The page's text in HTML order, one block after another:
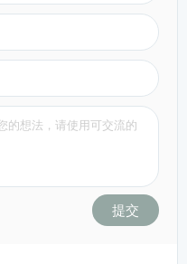
提交